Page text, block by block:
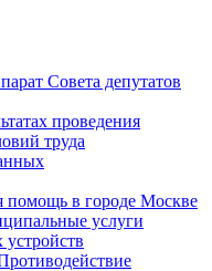
Совета депутатов
проведения
труда
помощь в городе Москве
услуги